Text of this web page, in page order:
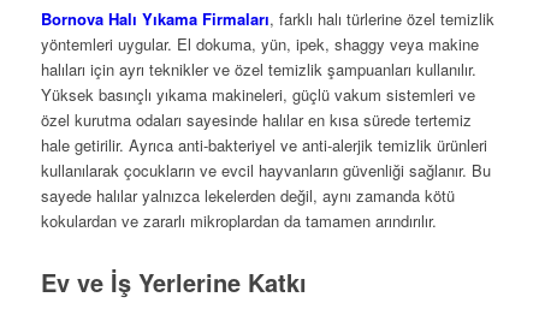
Bornova Halı Yıkama Firmaları, farklı halı türlerine özel temizlik
yöntemleri uygular. El dokuma, yün, ipek, shaggy veya makine
halıları için ayrı teknikler ve özel temizlik şampuanları kullanılır.
Yüksek basınçlı yıkama makineleri, güçlü vakum sistemleri ve
özel kurutma odaları sayesinde halılar en kısa sürede tertemiz
hale getirilir. Ayrıca anti-bakteriyel ve anti-alerjik temizlik ürünleri
kullanılarak çocukların ve evcil hayvanların güvenliği sağlanır. Bu
sayede halılar yalnızca lekelerden değil, aynı zamanda kötü
kokulardan ve zararlı mikroplardan da tamamen arındırılır.
Ev ve İş Yerlerine Katkı